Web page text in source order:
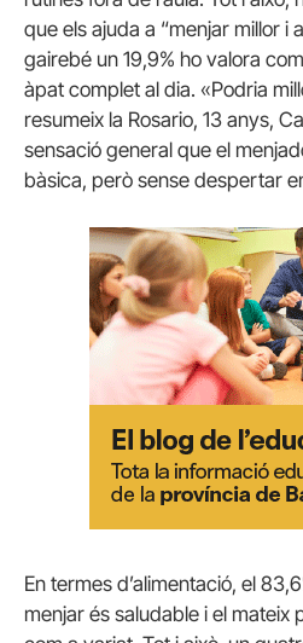
que els ajuda a “menjar millor i
gairebé un 19,9% ho valora
àpat complet al dia. «Podria
resumeix la Rosario, 13 anys,
sensació general que el
bàsica, però sense despertar
En termes d’alimentació, el
menjar és saludable i el